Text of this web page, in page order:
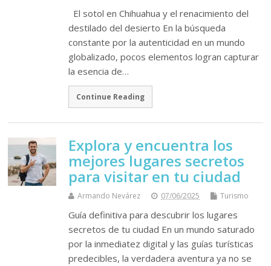
El sotol en Chihuahua y el renacimiento del
destilado del desierto En la búsqueda
constante por la autenticidad en un mundo
globalizado, pocos elementos logran capturar
la esencia de…
Continue Reading
Explora y encuentra los
mejores lugares secretos
para visitar en tu ciudad
Armando Nevárez 07/06/2025 Turismo
Guía definitiva para descubrir los lugares
secretos de tu ciudad En un mundo saturado
por la inmediatez digital y las guías turísticas
predecibles, la verdadera aventura ya no se